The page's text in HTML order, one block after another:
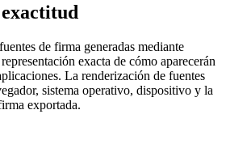
de firma generadas mediante
exacta de cómo aparecerán
La renderización de fuentes
sistema operativo, dispositivo y la
exportada.